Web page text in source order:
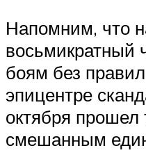
Напомним, что
восьмикратный
боям без
эпицентре
октября прошел
смешанным